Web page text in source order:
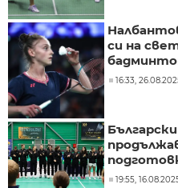
си на
16:33,
19:55,